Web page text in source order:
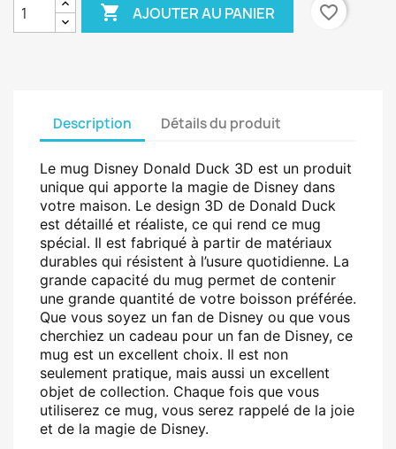
 AJOUTER AU PANIER favorite_border
Description Détails du produit
Le mug Disney Donald Duck 3D est un produit
unique qui apporte la magie de Disney dans
votre maison. Le design 3D de Donald Duck
est détaillé et réaliste, ce qui rend ce mug
spécial. Il est fabriqué à partir de matériaux
durables qui résistent à l’usure quotidienne. La
grande capacité du mug permet de contenir
une grande quantité de votre boisson préférée.
Que vous soyez un fan de Disney ou que vous
cherchiez un cadeau pour un fan de Disney, ce
mug est un excellent choix. Il est non
seulement pratique, mais aussi un excellent
objet de collection. Chaque fois que vous
utiliserez ce mug, vous serez rappelé de la joie
et de la magie de Disney.